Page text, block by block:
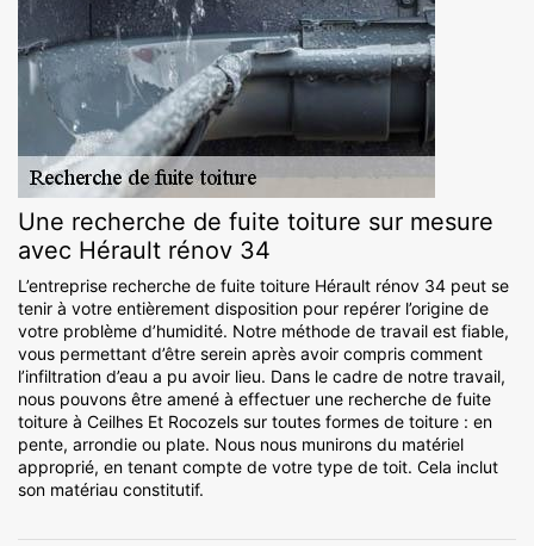
Une recherche de fuite toiture sur mesure
avec Hérault rénov 34
L’entreprise recherche de fuite toiture Hérault rénov 34 peut se
tenir à votre entièrement disposition pour repérer l’origine de
votre problème d’humidité. Notre méthode de travail est fiable,
vous permettant d’être serein après avoir compris comment
l’infiltration d’eau a pu avoir lieu. Dans le cadre de notre travail,
nous pouvons être amené à effectuer une recherche de fuite
toiture à Ceilhes Et Rocozels sur toutes formes de toiture : en
pente, arrondie ou plate. Nous nous munirons du matériel
approprié, en tenant compte de votre type de toit. Cela inclut
son matériau constitutif.